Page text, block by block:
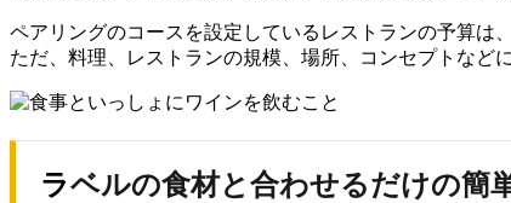
ペアリングのコースを設定しているレストランの予算は
ただ、料理、レストランの規模、場所、コンセプトなど
ラベルの食材と合わせるだけの